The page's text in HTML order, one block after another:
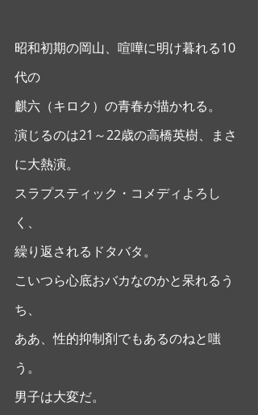
昭和初期の岡山、喧嘩に明け暮れる10
代の
麒六（キロク）の青春が描かれる。
演じるのは21～22歳の高橋英樹、まさ
に大熱演。
スラプスティック・コメディよろし
く、
繰り返されるドタバタ。
こいつら心底おバカなのかと呆れるう
ち、
ああ、性的抑制剤でもあるのねと嗤
う。
男子は大変だ。